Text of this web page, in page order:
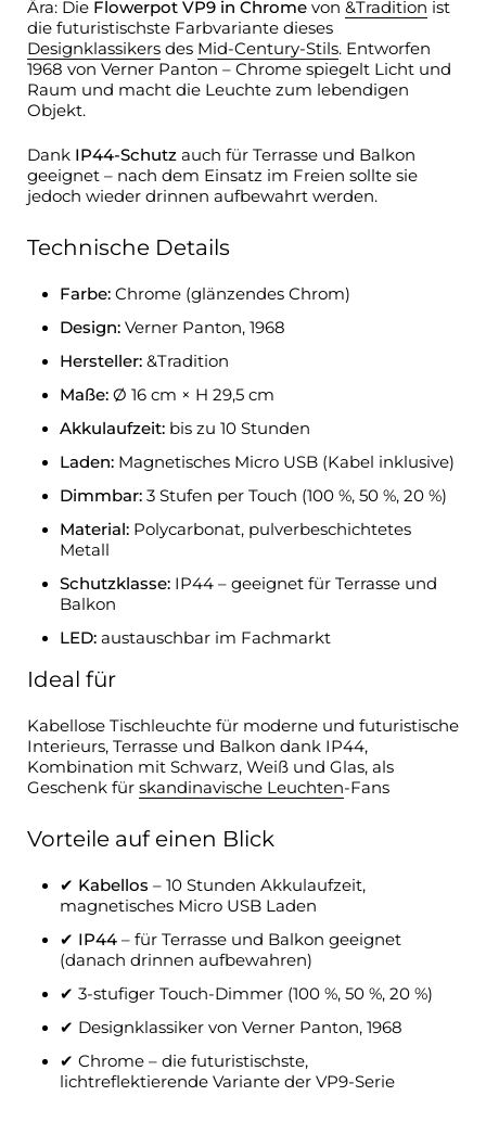
Ära: Die Flowerpot VP9 in Chrome von &Tradition ist
die futuristischste Farbvariante dieses
Designklassikers des Mid-Century-Stils. Entworfen
1968 von Verner Panton – Chrome spiegelt Licht und
Raum und macht die Leuchte zum lebendigen
Objekt.
Dank IP44-Schutz auch für Terrasse und Balkon
geeignet – nach dem Einsatz im Freien sollte sie
jedoch wieder drinnen aufbewahrt werden.
Technische Details
Farbe:Chrome (glänzendes Chrom)
Design:Verner Panton, 1968
Hersteller:&Tradition
Maße:Ø 16 cm × H 29,5 cm
Akkulaufzeit:bis zu 10 Stunden
Laden:Magnetisches Micro USB (Kabel inklusive)
Dimmbar:3 Stufen per Touch (100 %, 50 %, 20 %)
Material:Polycarbonat, pulverbeschichtetes
Metall
Schutzklasse:IP44 – geeignet für Terrasse und
Balkon
LED:austauschbar im Fachmarkt
Ideal für
Kabellose Tischleuchte für moderne und futuristische
Interieurs, Terrasse und Balkon dank IP44,
Kombination mit Schwarz, Weiß und Glas, als
Geschenk für skandinavische Leuchten-Fans
Vorteile auf einen Blick
✔ Kabellos – 10 Stunden Akkulaufzeit,
magnetisches Micro USB Laden
✔ IP44– für Terrasse und Balkon geeignet
(danach drinnen aufbewahren)
✔ 3-stufiger Touch-Dimmer (100 %, 50 %, 20 %)
✔ Designklassiker von Verner Panton, 1968
✔ Chrome – die futuristischste,
lichtreflektierende Variante der VP9-Serie